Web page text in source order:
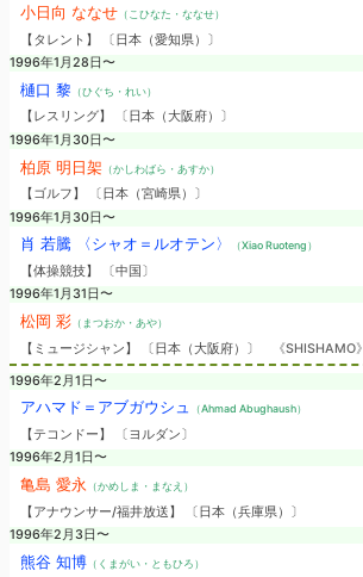
小日向 ななせ（こひなた・ななせ）
【タレント】 〔日本（愛知県）〕
1996年1月28日〜
樋口 黎 （ひぐち・れい）
【レスリング】 〔日本（大阪府）〕
1996年1月30日〜
柏原 明日架（かしわばら・あすか）
【ゴルフ】 〔日本（宮崎県）〕
1996年1月30日〜
肖 若騰 〈シャオ＝ルオテン〉 （Xiao Ruoteng）
【体操競技】 〔中国〕
1996年1月31日〜
松岡 彩（まつおか・あや）
【ミュージシャン】 〔日本（大阪府）〕 《SHISHAMO》
1996年2月1日〜
アハマド＝アブガウシュ （Ahmad Abughaush）
【テコンドー】 〔ヨルダン〕
1996年2月1日〜
亀島 愛永 （かめしま・まなえ）
【アナウンサー/福井放送】 〔日本（兵庫県）〕
1996年2月3日〜
熊谷 知博（くまがい・ともひろ）